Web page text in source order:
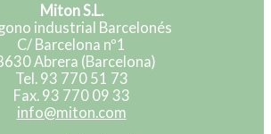
Miton S.L.
industrial Barcelonés
C/ Barcelona nº1
Abrera (Barcelona)
Tel. 93 770 51 73
Fax. 93 770 09 33
info@miton.com